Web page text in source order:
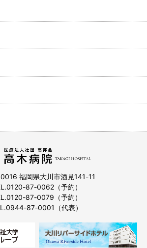
福岡県大川市酒見141-11
0120-87-0062 （予約）
0120-87-0079 （予約）
0944-87-0001 （代表）